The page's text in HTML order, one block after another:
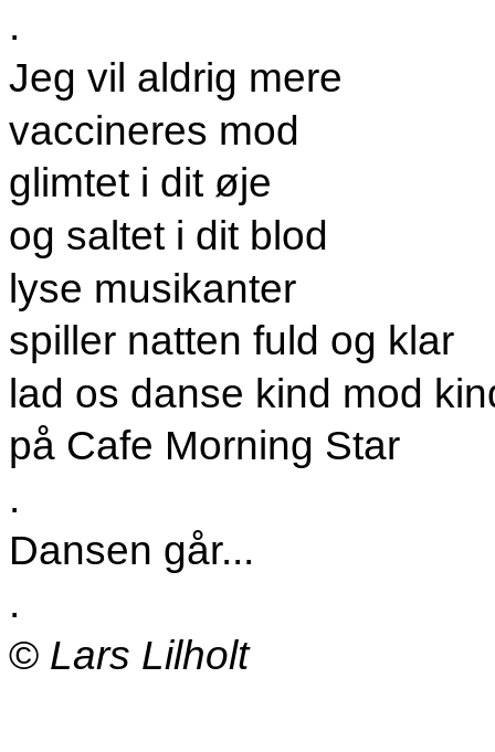
.
Jeg vil aldrig mere
vaccineres mod
glimtet i dit øje
og saltet i dit blod
lyse musikanter
spiller natten fuld og klar
lad os danse kind mod
på Cafe Morning Star
.
Dansen går...
.
© Lars Lilholt